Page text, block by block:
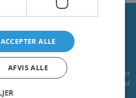
Om os
leverandør af vandleg, legepladser og
vandleg til kommuner, zoologiske haver
at bidrage som partner i alle faser af
realisering. CADOAQUA er vores
ACCEPTER ALLE
AFVIS ALLE